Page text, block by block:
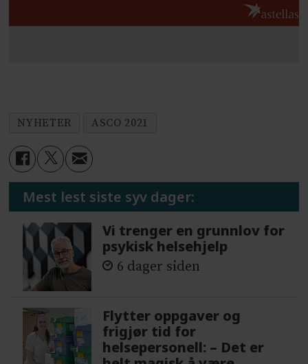
NYHETER ASCO 2021
Mest lest siste syv dager:
Vi trenger en grunnlov for
psykisk helsehjelp
6 dager siden
Flytter oppgaver og
frigjør tid for
helsepersonell: – Det er